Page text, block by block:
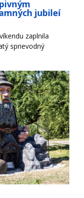
jubileí
zaplnila
sprievodný